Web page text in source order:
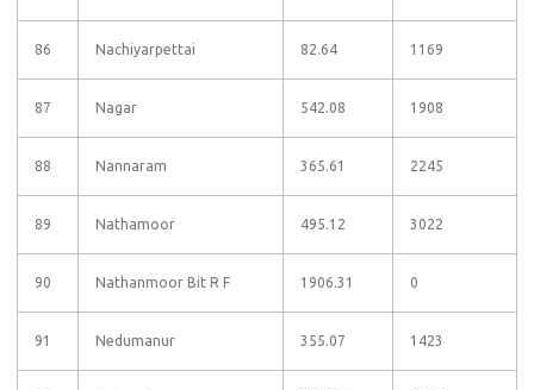
86 Nachiyarpettai 82.64 1169
87 Nagar 542.08 1908
88 Nannaram 365.61 2245
89 Nathamoor 495.12 3022
90 Nathanmoor Bit R F 1906.31 0
91 Nedumanur 355.07 1423